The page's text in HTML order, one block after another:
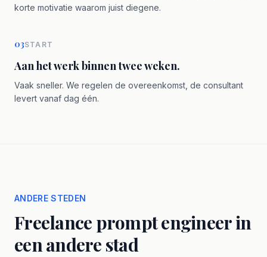
korte motivatie waarom juist diegene.
03START
Aan het werk binnen twee weken.
Vaak sneller. We regelen de overeenkomst, de consultant
levert vanaf dag één.
ANDERE STEDEN
Freelance prompt engineer in
een andere stad